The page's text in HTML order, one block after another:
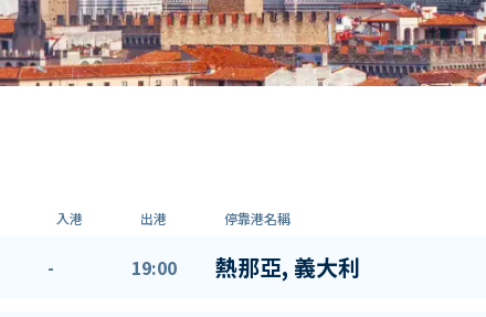
入港 出港 停靠港名稱
- 19:00 熱那亞, 義大利